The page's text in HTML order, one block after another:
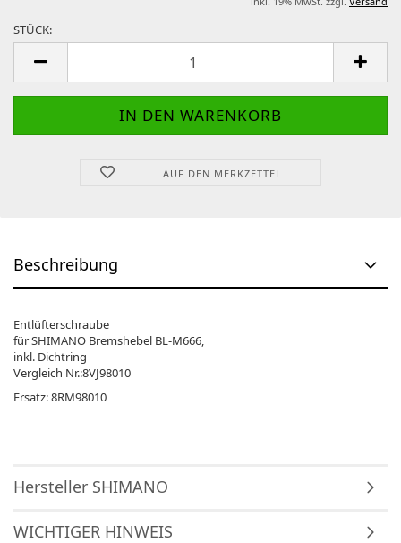
STÜCK:
AUF DEN MERKZETTEL
Beschreibung
Entlüfterschraube
für SHIMANO Bremshebel BL-M666,
inkl. Dichtring
Vergleich Nr.:8VJ98010
Ersatz: 8RM98010
Hersteller SHIMANO
WICHTIGER HINWEIS